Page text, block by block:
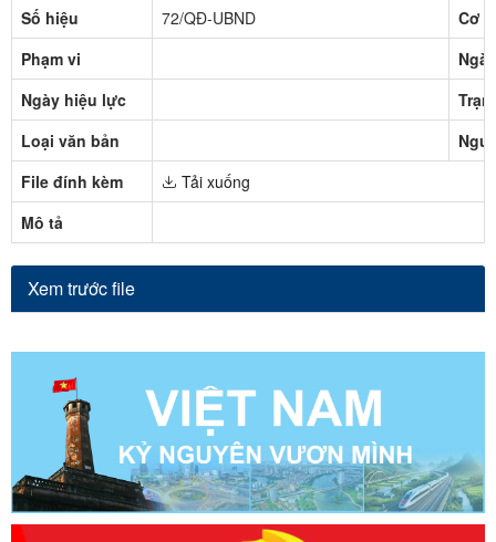
Số hiệu
72/QĐ-UBND
Cơ
Phạm vi
Ngày hiệu lực
Loại văn bản
File đính kèm
Tải xuống
Mô tả
Xem trước file